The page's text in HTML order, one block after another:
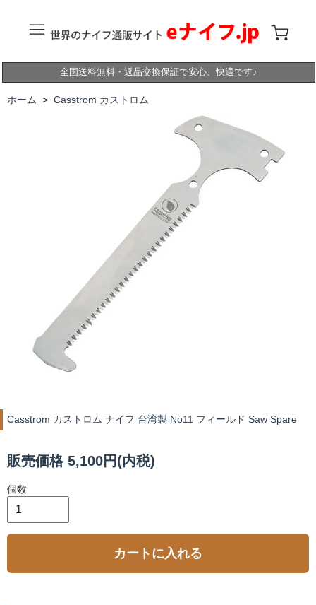
全国送料無料・返品交換保証で安心、快適です♪
ホーム > Casstrom カストロム
Casstrom カストロム ナイフ 台湾製 No11 フィールド Saw Spare
販売価格 5,100円(内税)
個数
カートに入れる